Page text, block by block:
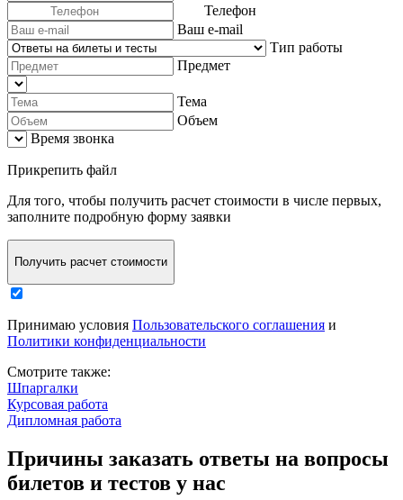
Телефон
Ваш e-mail
Тип работы
Предмет
Тема
Объем
Время звонка
Прикрепить файл
Для того, чтобы получить расчет стоимости в числе первых,
заполните подробную форму заявки
Получить расчет стоимости
Принимаю условия Пользовательского соглашения и
Политики конфиденциальности
Смотрите также:
Шпаргалки
Курсовая работа
Дипломная работа
Причины заказать ответы на вопросы
билетов и тестов у нас